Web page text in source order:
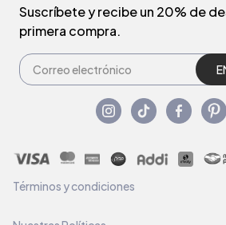
Suscríbete y recibe un 20% de
primera compra.
Términos y condiciones